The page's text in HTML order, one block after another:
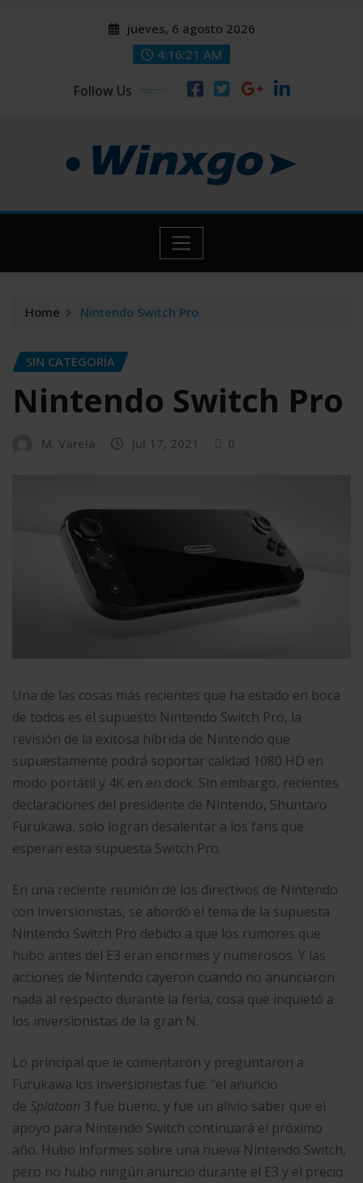
jueves, 6 agosto 2026
4:16:22 AM
Follow Us
Home Nintendo Switch Pro
SIN CATEGORÍA
Nintendo Switch Pro
M. Varela Jul 17, 2021 0
Una de las cosas más recientes que ha estado en boca
de todos es el supuesto Nintendo Switch Pro, la
revisión de la exitosa híbrida de Nintendo que
supuestamente podrá soportar calidad 1080 HD en
modo portátil y 4K en en dock. Sin embargo, recientes
declaraciones del presidente de Nintendo, Shuntaro
Furukawa, solo logran desalentar a los fans que
esperan esta supuesta Switch Pro.
En una reciente reunión de los directivos de Nintendo
con inversionistas, se abordó el tema de la supuesta
Nintendo Switch Pro debido a que los rumores que
hubo antes del E3 eran enormes y numerosos. Y las
acciones de Nintendo cayeron cuando no anunciaron
nada al respecto durante la feria, cosa que inquietó a
los inversionistas de la gran N.
Lo principal que le comentaron y preguntaron a
Furukawa los inversionistas fue: “el anuncio
de Splatoon 3 fue bueno, y fue un alivio saber que el
apoyo para Nintendo Switch continuará el próximo
año. Hubo informes sobre una nueva Nintendo Switch,
pero no hubo ningún anuncio durante el E3 y el precio